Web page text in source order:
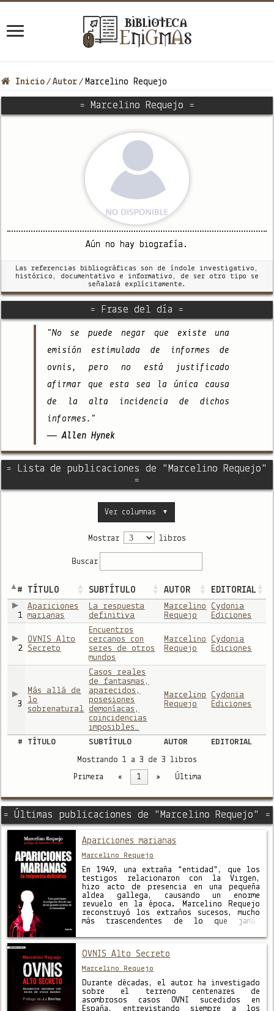
Inicio / Autor / Marcelino Requejo
= Marcelino Requejo =
Aún no hay biografía.
Las referencias bibliográficas son de índole investigativo,
histórico, documentativo e informativo, de ser otro tipo se
señalará explícitamente.
= Frase del día =
"No se puede negar que existe una
emisión estimulada de informes de
ovnis, pero no está justificado
afirmar que esta sea la única causa
de la alta incidencia de dichos
informes."
— Allen Hynek
= Lista de publicaciones de "Marcelino Requejo"
=
Ver columnas ▼
Mostrar libros
Buscar
# TÍTULO SUBTÍTULO AUTOR EDITORIAL
1
Apariciones
marianas
La respuesta
definitiva
Marcelino
Requejo
Cydonia
Ediciones
2
OVNIS Alto
Secreto
Encuentros
cercanos con
seres de otros
mundos
Marcelino
Requejo
Cydonia
Ediciones
3
Más allá de
lo
sobrenatural
Casos reales
de fantasmas,
aparecidos,
posesiones
demoníacas,
coincidencias
imposibles…
Marcelino
Requejo
Cydonia
Ediciones
# TÍTULO SUBTÍTULO AUTOR
EDITORIAL
Mostrando 1 a 3 de 3 libros
Primera « 1 » Última
= Últimas publicaciones de "Marcelino Requejo" =
Apariciones marianas
Marcelino Requejo
En 1949, una extraña “entidad”, que los
testigos relacionaron con la Virgen,
hizo acto de presencia en una pequeña
aldea gallega, causando un enorme
revuelo en la época. Marcelino Requejo
reconstruyó los extraños sucesos, mucho
más trascendentes de lo que jamás
en el punto de partida de una profunda
OVNIS Alto Secreto
Marcelino Requejo
Durante décadas, el autor ha investigado
sobre el terreno centenares de
asombrosos casos OVNI sucedidos en
España, entrevistando siempre a los